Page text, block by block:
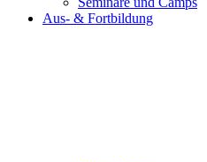
Aus- & Fortbildung